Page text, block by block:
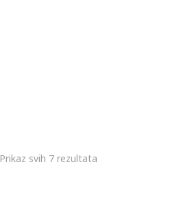
Prikaz svih 7 rezultata